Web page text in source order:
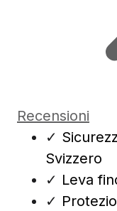
Recensioni
✓
Svizzero
✓ Leva
✓